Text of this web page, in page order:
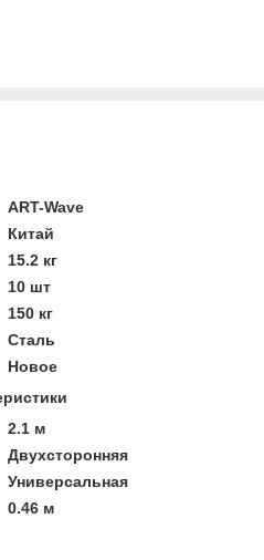
ART-Wave
Китай
15.2 кг
10 шт
150 кг
Сталь
Новое
2.1 м
Двухсторонняя
Универсальная
0.46 м